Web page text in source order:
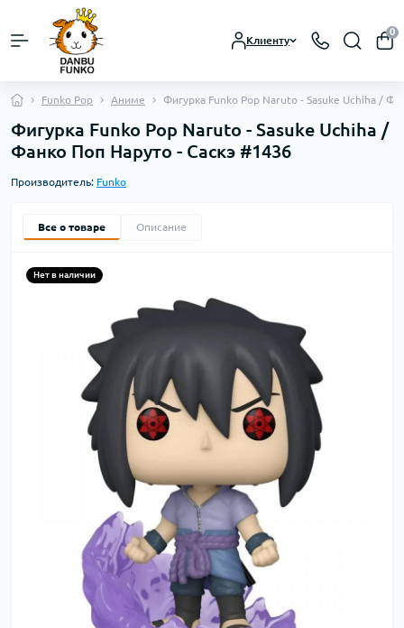
Клиенту
0
Funko Pop Аниме Фигурка Funko Pop Naruto - Sasuke Uchiha /
Фигурка Funko Pop Naruto - Sasuke Uchiha /
Фанко Поп Наруто - Саскэ #1436
Производитель: Funko
Все о товаре Описание
Нет в наличии